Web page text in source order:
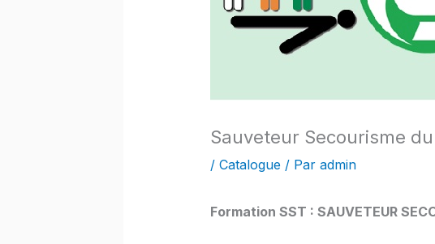
Sauveteur Secourisme
/ Catalogue/ Par admin
Formation SST : SAUVETEUR